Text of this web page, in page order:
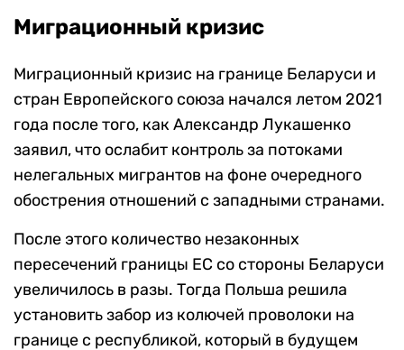
Миграционный кризис
Миграционный кризис на границе Беларуси и
стран Европейского союза начался летом 2021
года после того, как Александр Лукашенко
заявил, что ослабит контроль за потоками
нелегальных мигрантов на фоне очередного
обострения отношений с западными странами.
После этого количество незаконных
пересечений границы ЕС со стороны Беларуси
увеличилось в разы. Тогда Польша решила
установить забор из колючей проволоки на
границе с республикой, который в будущем